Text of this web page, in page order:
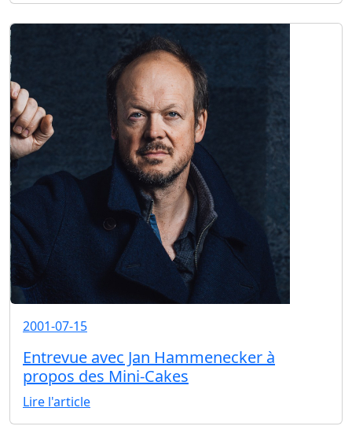
2001-07-15
Entrevue avec Jan Hammenecker à
propos des Mini-Cakes
Lire l'article